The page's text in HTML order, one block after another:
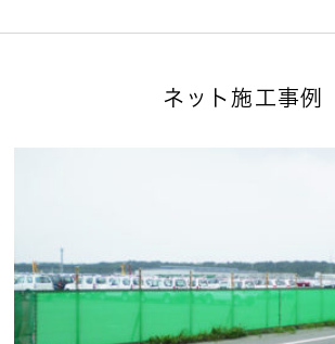
ネット施工事例